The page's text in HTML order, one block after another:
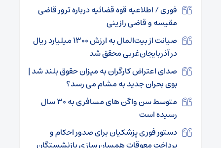
فوری / اطلاعیه قوه قضائیه درباره ترور قاضی
مقیسه و قاضی رازینی
صیانت از بیت‌المال به ارزش ۱۳۰۰ میلیارد ریال
در آذربایجان‌غربی محقق شد
صدای اعتراض کارگران به میزان حقوق بلند شد |
بوی بحران جدید به مشام می رسد؟
متوسط سن واگن های مسافری به ۳۰ سال
رسیده است
دستور فوری پزشکیان برای صدور احکام و